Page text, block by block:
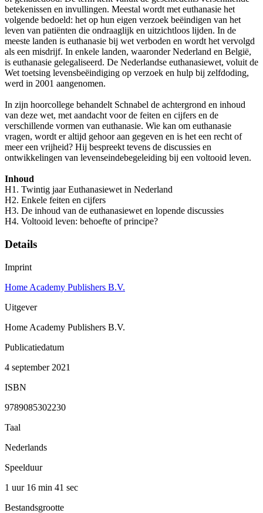
betekenissen en invullingen. Meestal wordt met euthanasie het
volgende bedoeld: het op hun eigen verzoek beëindigen van het
leven van patiënten die ondraaglijk en uitzichtloos lijden. In de
meeste landen is euthanasie bij wet verboden en wordt het vervolgd
als een misdrijf. In enkele landen, waaronder Nederland en België,
is euthanasie gelegaliseerd. De Nederlandse euthanasiewet, voluit de
Wet toetsing levensbeëindiging op verzoek en hulp bij zelfdoding,
werd in 2001 aangenomen.
In zijn hoorcollege behandelt Schnabel de achtergrond en inhoud
van deze wet, met aandacht voor de feiten en cijfers en de
verschillende vormen van euthanasie. Wie kan om euthanasie
vragen, wordt er altijd gehoor aan gegeven en is het een recht of
meer een vrijheid? Hij bespreekt tevens de discussies en
ontwikkelingen van levenseindebegeleiding bij een voltooid leven.
Inhoud
H1. Twintig jaar Euthanasiewet in Nederland
H2. Enkele feiten en cijfers
H3. De inhoud van de euthanasiewet en lopende discussies
H4. Voltooid leven: behoefte of principe?
Details
Imprint
Home Academy Publishers B.V.
Uitgever
Home Academy Publishers B.V.
Publicatiedatum
4 september 2021
ISBN
9789085302230
Taal
Nederlands
Speelduur
1 uur 16 min 41 sec
Bestandsgrootte